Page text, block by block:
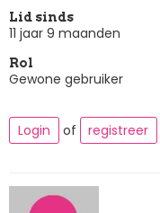
Lid sinds
11 jaar 9 maanden
Rol
Gewone gebruiker
Login of registreer